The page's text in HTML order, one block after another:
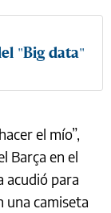
"Big data"
el mío”,
Barça en el
acudió para
una camiseta